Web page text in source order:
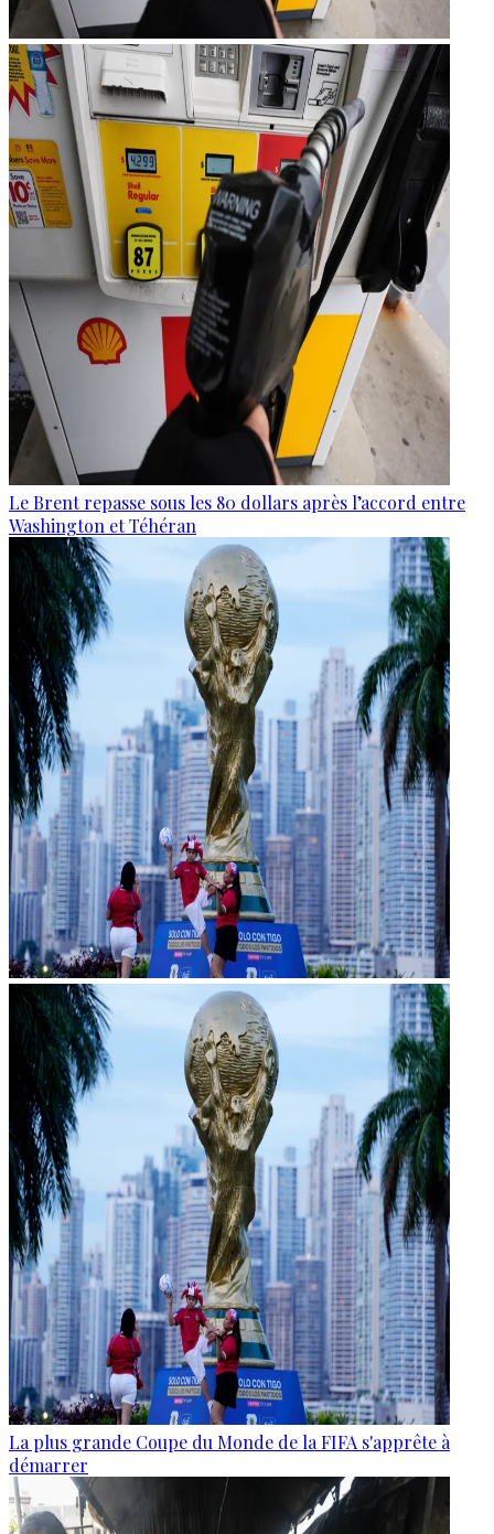
Le Brent repasse sous les 80 dollars après l’accord entre
Washington et Téhéran
La plus grande Coupe du Monde de la FIFA s'apprête à
démarrer